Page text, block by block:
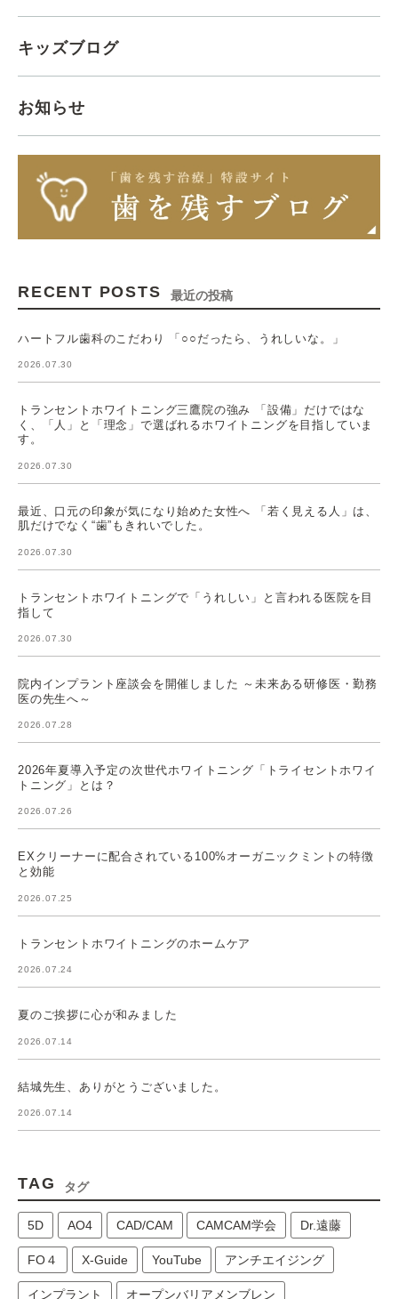
キッズブログ
お知らせ
RECENT POSTS 最近の投稿
ハートフル歯科のこだわり 「○○だったら、うれしいな。」
2026.07.30
トランセントホワイトニング三鷹院の強み 「設備」だけではな
く、「人」と「理念」で選ばれるホワイトニングを目指していま
す。
2026.07.30
最近、口元の印象が気になり始めた女性へ 「若く見える人」は、
肌だけでなく“歯”もきれいでした。
2026.07.30
トランセントホワイトニングで「うれしい」と言われる医院を目
指して
2026.07.30
院内インプラント座談会を開催しました ～未来ある研修医・勤務
医の先生へ～
2026.07.28
2026年夏導入予定の次世代ホワイトニング「トライセントホワイ
トニング」とは？
2026.07.26
EXクリーナーに配合されている100%オーガニックミントの特徴
と効能
2026.07.25
トランセントホワイトニングのホームケア
2026.07.24
夏のご挨拶に心が和みました
2026.07.14
結城先生、ありがとうございました。
2026.07.14
TAG タグ
5D AO4 CAD/CAM CAMCAM学会 Dr.遠藤
FO４ X-Guide YouTube アンチエイジング
インプラント オープンバリアメンブレン